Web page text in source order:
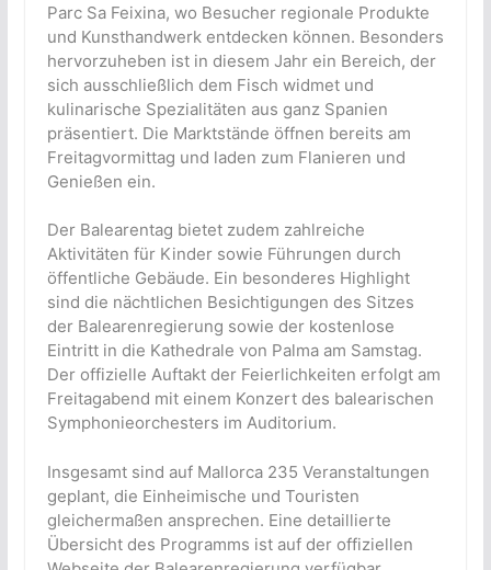
Parc Sa Feixina, wo Besucher regionale Produkte
und Kunsthandwerk entdecken können. Besonders
hervorzuheben ist in diesem Jahr ein Bereich, der
sich ausschließlich dem Fisch widmet und
kulinarische Spezialitäten aus ganz Spanien
präsentiert. Die Marktstände öffnen bereits am
Freitagvormittag und laden zum Flanieren und
Genießen ein.
Der Balearentag bietet zudem zahlreiche
Aktivitäten für Kinder sowie Führungen durch
öffentliche Gebäude. Ein besonderes Highlight
sind die nächtlichen Besichtigungen des Sitzes
der Balearenregierung sowie der kostenlose
Eintritt in die Kathedrale von Palma am Samstag.
Der offizielle Auftakt der Feierlichkeiten erfolgt am
Freitagabend mit einem Konzert des balearischen
Symphonieorchesters im Auditorium.
Insgesamt sind auf Mallorca 235 Veranstaltungen
geplant, die Einheimische und Touristen
gleichermaßen ansprechen. Eine detaillierte
Übersicht des Programms ist auf der offiziellen